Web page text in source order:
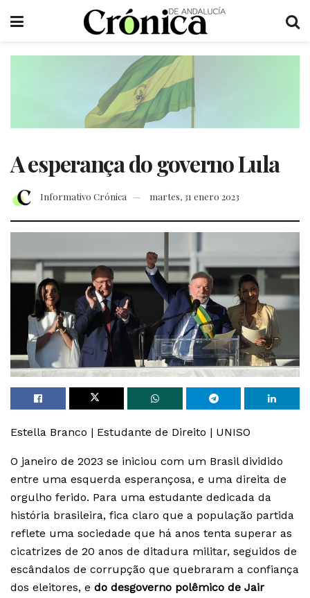
A esperança do governo Lula
Informativo Crónica martes, 31 enero 2023
Estella Branco | Estudante de Direito | UNISO
O janeiro de 2023 se iniciou com um Brasil dividido
entre uma esquerda esperançosa, e uma direita de
orgulho ferido. Para uma estudante dedicada da
história brasileira, fica claro que a população partida
reflete uma sociedade que há anos tenta superar as
cicatrizes de 20 anos de ditadura militar, seguidos de
escândalos de corrupção que quebraram a confiança
dos eleitores, e do desgoverno polêmico de Jair